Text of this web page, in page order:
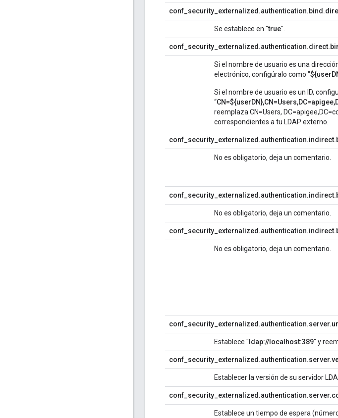
Se establece en "true".
Si el nombre de usuario es una
electrónico, configúralo como "
Si el nombre de usuario es un ID,
“
reemplaza CN=Users,
correspondientes a tu LDAP externo.
No es obligatorio, deja un comentario.
No es obligatorio, deja un comentario.
No es obligatorio, deja un comentario.
Establece " ldap://localhost:389" y
Establecer la versión de su servidor
Establece un tiempo de espera